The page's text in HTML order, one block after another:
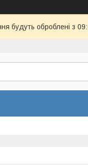
будуть оброблені з